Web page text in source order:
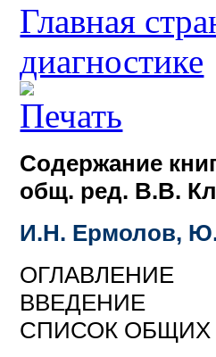
Главная
диагностике
Содержание
общ. ред. В.В.
И.Н. Ермолов,
ОГЛАВЛЕНИЕ
ВВЕДЕНИЕ
СПИСОК ОБЩИХ